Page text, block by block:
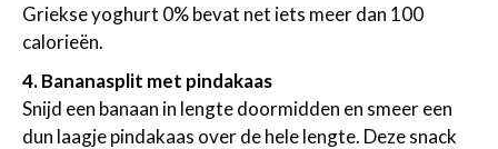
Griekse yoghurt 0% bevat net iets meer dan 100
calorieën.
4. Bananasplit met pindakaas
Snijd een banaan in lengte doormidden en smeer een
dun laagje pindakaas over de hele lengte. Deze snack